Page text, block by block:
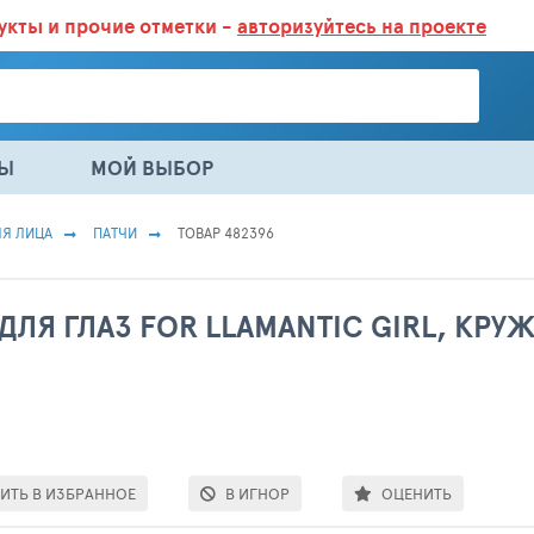
БОЛЬШЕ 100 000 ТОВАРОВ. ЕЖЕДНЕВНОЕ ОБНОВЛЕНИЕ
и прочие отметки - авторизуйтесь на проекте
МОЙ ВЫБОР
ЛИЦА ПАТЧИ ТОВАР 482396
ГЛАЗ FOR LLAMANTIC GIRL,
В ИЗБРАННОЕ В ИГНОР ОЦЕНИТЬ